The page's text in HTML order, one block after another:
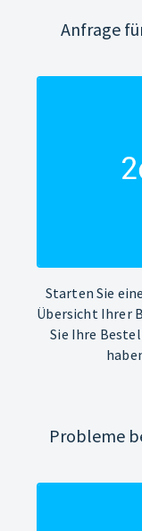
Anfrage
Starten Sie
Übersicht Ihrer
Sie Ihre
Probleme